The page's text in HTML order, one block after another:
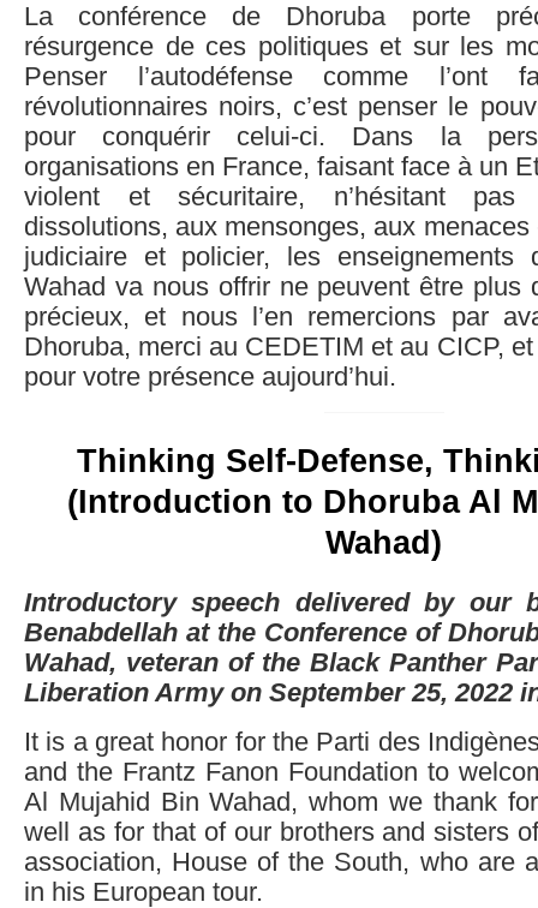
La conférence de Dhoruba porte
résurgence de ces politiques et sur les
Penser l’autodéfense comme l’ont
révolutionnaires noirs, c’est penser le
pour conquérir celui-ci. Dans la
organisations en France, faisant face à un
violent et sécuritaire, n’hésitant
dissolutions, aux mensonges, aux
judiciaire et policier, les enseignements
Wahad va nous offrir ne peuvent être plus
précieux, et nous l’en remercions par
Dhoruba, merci au CEDETIM et au CICP,
pour votre présence aujourd’hui.
Thinking Self-Defense,
(Introduction to Dhoruba Al
Wahad)
Introductory speech delivered by our
Benabdellah at the Conference of
Wahad, veteran of the Black Panther
Liberation Army on September 25, 2022
It is a great honor for the Parti des
and the Frantz Fanon Foundation to
Al Mujahid Bin Wahad, whom we thank
well as for that of our brothers and sisters
association, House of the South, who are
in his European tour.